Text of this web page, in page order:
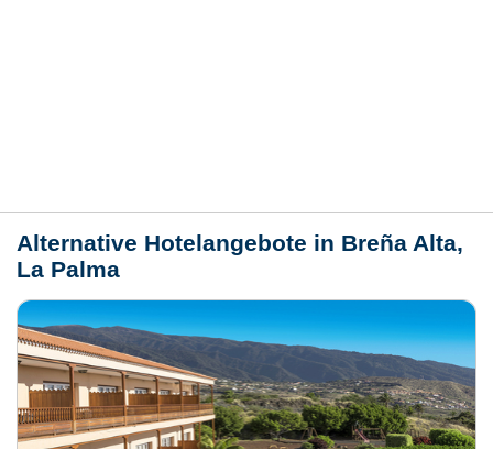
Alternative Hotelangebote in Breña Alta,
La Palma